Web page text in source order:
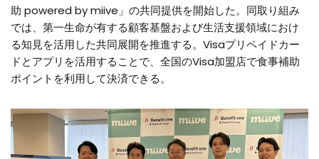
助 powered by miive」の共同提供を開始した。同取り組み
では、第一生命が有する顧客基盤および生活支援領域におけ
る知見を活用した共同展開を推進する。Visaプリペイドカー
ドとアプリを活用することで、全国のVisa加盟店で食事補助
ポイントを利用して決済できる。